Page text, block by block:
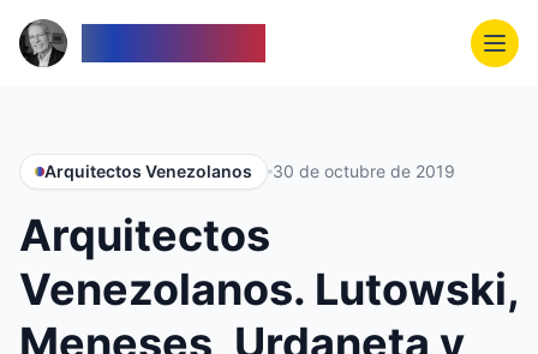
Arquitectos Venezolanos 30 de octubre de 2019
Arquitectos
Venezolanos. Lutowski,
Meneses, Urdaneta y